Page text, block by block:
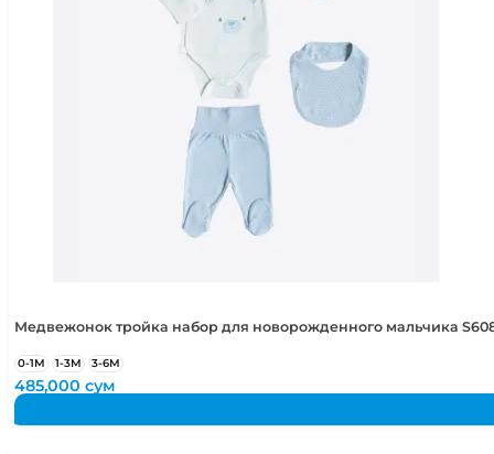
Медвежонок тройка набор для новорожденного мальчика
0-1М 1-3М 3-6М
485,000сум